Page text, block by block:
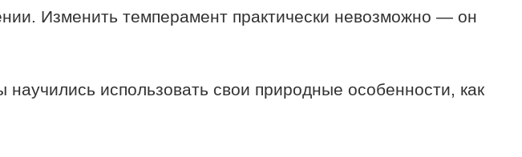
Изменить темперамент практически невозможно — он
использовать свои природные особенности, как